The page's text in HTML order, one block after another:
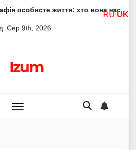
хто вона насправді
Сер 9th, 2026
Izum
RU UK